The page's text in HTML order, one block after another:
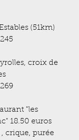
(51km)
croix de
Estables
"les
18.50 euros
crique, purée